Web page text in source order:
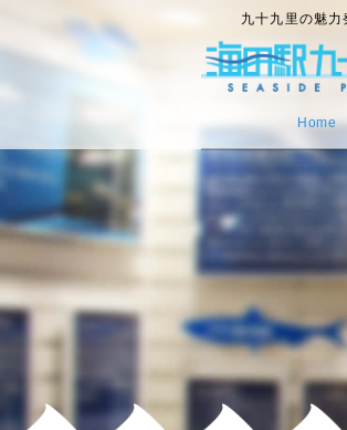
Home
九十九里の魅力